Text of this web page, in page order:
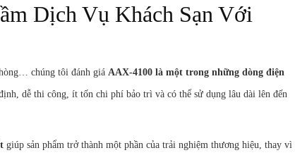
Dịch Vụ Khách Sạn Với
chúng tôi đánh giá AAX-4100 là một trong những dòng điện
dễ thi công, ít tốn chi phí bảo trì và có thể sử dụng lâu dài lên đến
giúp sản phẩm trở thành một phần của trải nghiệm thương hiệu, thay vì